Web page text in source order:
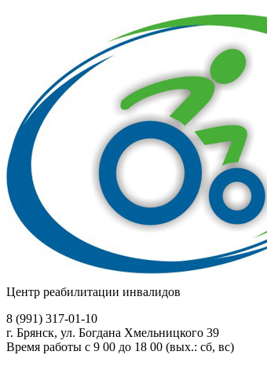
Центр реабилитации инвалидов
8 (991) 317-01-10
г. Брянск, ул. Богдана Хмельницкого 39
Время работы с 9 00 до 18 00 (вых.: сб, вс)